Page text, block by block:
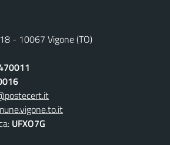
- 10067 Vigone (TO)
UFXO7G